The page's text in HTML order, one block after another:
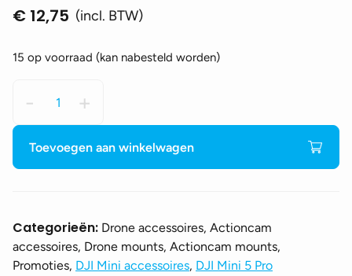
€ 12,75 (incl. BTW)
15 op voorraad (kan nabesteld worden)
-
drone
bracket
holder
voor
5
aantal
+
Toevoegen aan winkelwagen
Categorieën: Drone accessoires, Actioncam
accessoires, Drone mounts, Actioncam mounts,
Promoties, DJI Mini accessoires, DJI Mini 5 Pro